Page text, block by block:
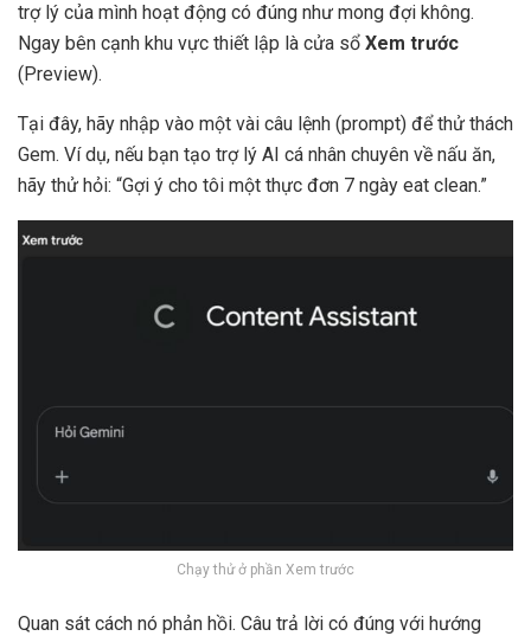
trợ lý của mình hoạt động có đúng như mong đợi không.
Ngay bên cạnh khu vực thiết lập là cửa sổ Xem trước
(Preview).
Tại đây, hãy nhập vào một vài câu lệnh (prompt) để thử thách
Gem. Ví dụ, nếu bạn tạo trợ lý AI cá nhân chuyên về nấu ăn,
hãy thử hỏi: “Gợi ý cho tôi một thực đơn 7 ngày eat clean.”
Chạy thử ở phần Xem trước
Quan sát cách nó phản hồi. Câu trả lời có đúng với hướng